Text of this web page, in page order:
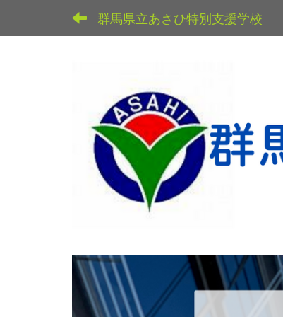
群馬県立あさひ特別支援学校